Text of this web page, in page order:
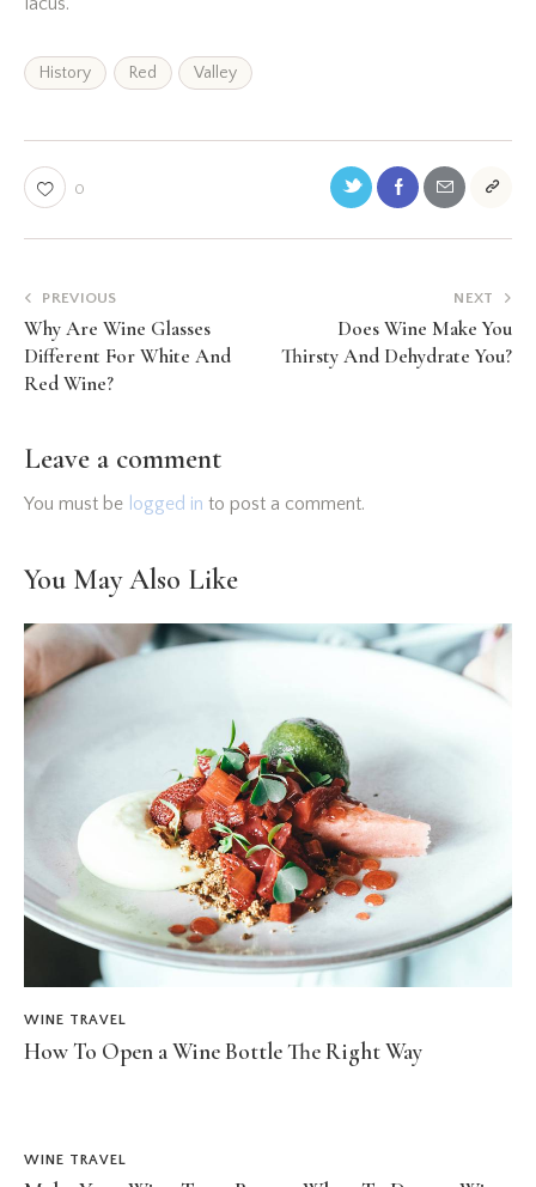
History Red Valley
0
PREVIOUS
Why Are Wine Glasses
Different For White And
Red Wine?
NEXT
Does Wine Make You
Thirsty And Dehydrate You?
Leave a comment
You must be logged in to post a comment.
You May Also Like
WINE TRAVEL
How To Open a Wine Bottle The Right Way
WINE TRAVEL